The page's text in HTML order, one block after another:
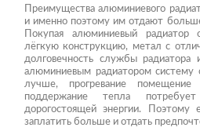
Преимущества алюминиевого
и именно поэтому им отдают
Покупая алюминиевый радиатор
лёгкую конструкцию, метал с
долговечность службы радиатора
алюминиевым радиатором систему
лучше, прогревание
поддержание тепла
дорогостоящей энергии.
заплатить больше и отдать